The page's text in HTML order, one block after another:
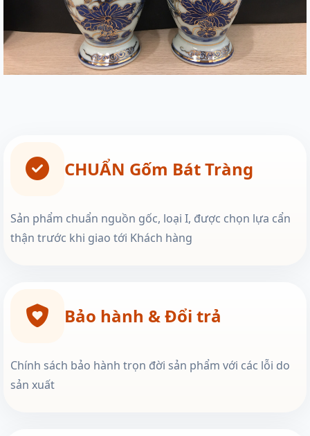
CHUẨN Gốm Bát Tràng
Sản phẩm chuẩn nguồn gốc, loại I, được chọn lựa cẩn
thận trước khi giao tới Khách hàng
Bảo hành & Đổi trả
Chính sách bảo hành trọn đời sản phẩm với các lỗi do
sản xuất